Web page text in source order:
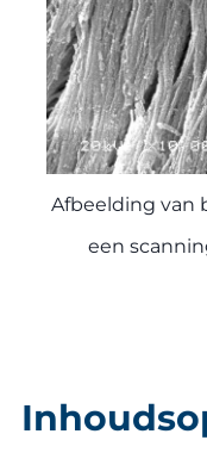
Afbeelding van
een